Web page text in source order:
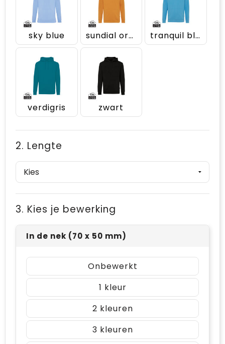
sky blue sundial oranje tranquil blue
verdigris zwart
2. Lengte
3. Kies je bewerking
In de nek (70 x 50 mm)
Onbewerkt
1
2
3